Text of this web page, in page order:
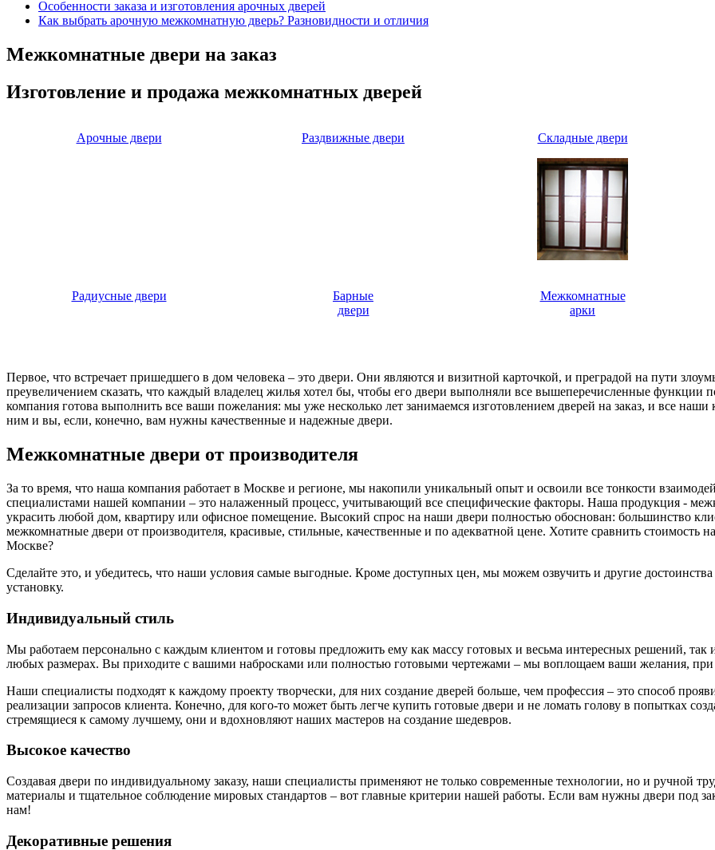
Особенности заказа и изготовления арочных дверей
Как выбрать арочную межкомнатную дверь? Разновидности и отличия
Межкомнатные двери на заказ
Изготовление и продажа межкомнатных дверей
Арочные двери Раздвижные двери Складные двери
Радиусные двери
Барные
двери
Межкомнатные
арки
Первое, что встречает пришедшего в дом человека – это двери. Они являются и визитной карточкой, и преградой на пути
преувеличением сказать, что каждый владелец жилья хотел бы, чтобы его двери выполняли все вышеперечисленные
компания готова выполнить все ваши пожелания: мы уже несколько лет занимаемся изготовлением дверей на заказ, и все
ним и вы, если, конечно, вам нужны качественные и надежные двери.
Межкомнатные двери от производителя
За то время, что наша компания работает в Москве и регионе, мы накопили уникальный опыт и освоили все тонкости
специалистами нашей компании – это налаженный процесс, учитывающий все специфические факторы. Наша продукция -
украсить любой дом, квартиру или офисное помещение. Высокий спрос на наши двери полностью обоснован: большинство
межкомнатные двери от производителя, красивые, стильные, качественные и по адекватной цене. Хотите сравнить
Москве?
Сделайте это, и убедитесь, что наши условия самые выгодные. Кроме доступных цен, мы можем озвучить и другие
установку.
Индивидуальный стиль
Мы работаем персонально с каждым клиентом и готовы предложить ему как массу готовых и весьма интересных решений, так
любых размерах. Вы приходите с вашими набросками или полностью готовыми чертежами – мы воплощаем ваши желания, при
Наши специалисты подходят к каждому проекту творчески, для них создание дверей больше, чем профессия – это способ
реализации запросов клиента. Конечно, для кого-то может быть легче купить готовые двери и не ломать голову в попытках
стремящиеся к самому лучшему, они и вдохновляют наших мастеров на создание шедевров.
Высокое качество
Создавая двери по индивидуальному заказу, наши специалисты применяют не только современные технологии, но и ручной
материалы и тщательное соблюдение мировых стандартов – вот главные критерии нашей работы. Если вам нужны двери под
нам!
Декоративные решения